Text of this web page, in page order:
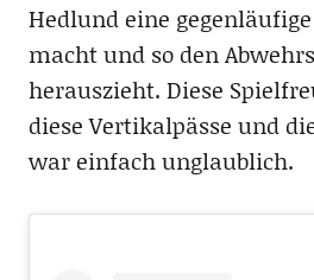
Hedlund eine
macht und so den
herauszieht. Diese
diese Vertikalpässe und
war einfach unglaublich.